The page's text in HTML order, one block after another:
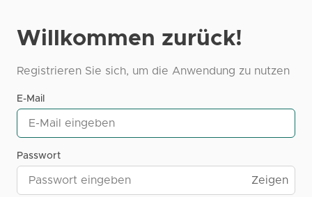
Willkommen zurück!
Registrieren Sie sich, um die Anwendung zu nutzen
E-Mail
Passwort
Zeigen